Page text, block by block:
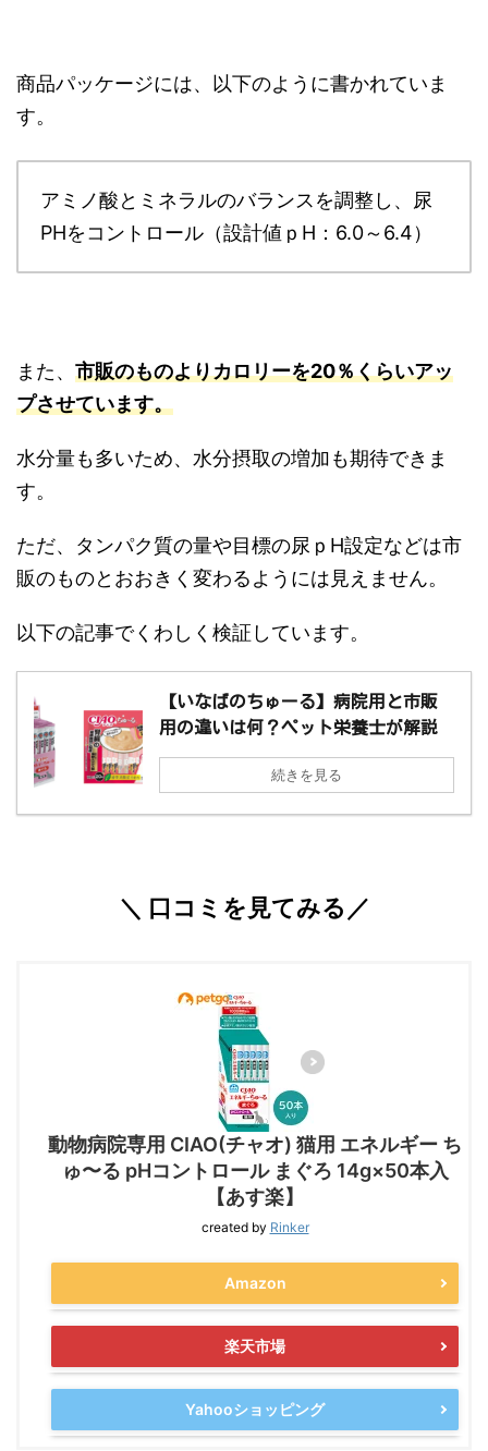
商品パッケージには、以下のように書かれていま
す。
アミノ酸とミネラルのバランスを調整し、尿
PHをコントロール（設計値ｐH：6.0～6.4）
また、 市販のものよりカロリーを20％くらいアッ
プさせています。
水分量も多いため、水分摂取の増加も期待できま
す。
ただ、タンパク質の量や目標の尿ｐH設定などは市
販のものとおおきく変わるようには見えません。
以下の記事でくわしく検証しています。
【いなばのちゅーる】病院用と市販
用の違いは何？ペット栄養士が解説
続きを見る
＼ 口コミを見てみる／
動物病院専用 CIAO(チャオ) 猫用 エネルギー ち
ゅ〜る pHコントロール まぐろ 14g×50本入
【あす楽】
created by Rinker
Amazon
楽天市場
Yahooショッピング